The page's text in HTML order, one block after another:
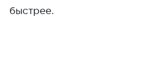
быстрее.